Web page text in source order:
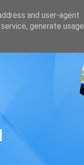
and user-agent
generate usage